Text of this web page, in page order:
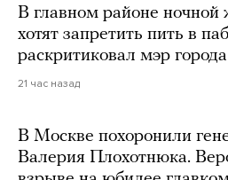
В главном районе
хотят запретить пить в
раскритиковал мэр
21 час назад
В Москве похоронили
Валерия Плохотнюка.